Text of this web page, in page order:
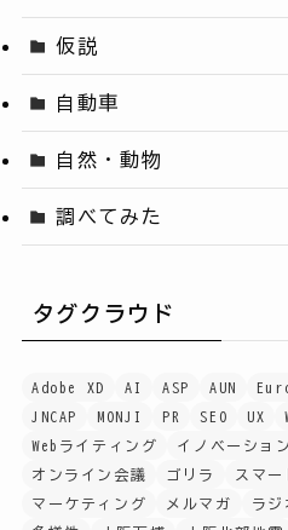
仮説
自動車
自然・動物
調べてみた
タグクラウド
Adobe XD AI ASP AUN
JNCAP
MONJI PR SEO UX
Webライティング
イノベーション
オンライン会議
ゴリラ スマー
マーケティング
メルマガ ラジ